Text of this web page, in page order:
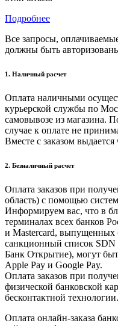
Подробнее
Все запросы,
должны быть
1. Наличный расчет
Оплата наличными
курьерской службы по
самовывозе из магазина.
случае к оплате не
Вместе с заказом выдается
2. Безналичный расчет
Оплата заказов при
область) с помощью
Информируем вас, что в
терминалах всех банков
и Masterсard,
санкционный список
Банк Открытие), могут
Apple Pay и Google Pay.
Оплата заказов при
физической банковской
бесконтактной технологии.
Оплата онлайн-заказа